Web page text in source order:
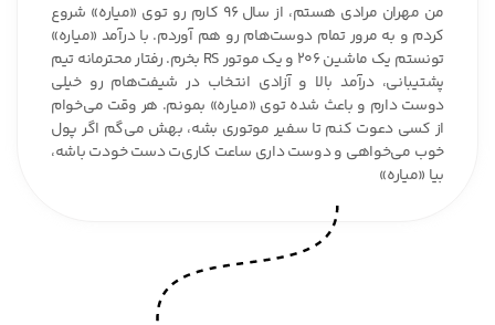
من مهران مرادی هستم، از سال ۹۶ کارم رو توی «میاره» شروع
کردم و به مرور تمام دوست‌هام رو هم آوردم. با درآمد «میاره»
تونستم یک ماشین ۲۰۶ و یک موتور RS بخرم. رفتار محترمانه تیم
پشتیبانی، درآمد بالا و‌ آزادی انتخاب در شیفت‌هام رو خیلی
دوست دارم و باعث شده توی «میاره» بمونم. هر وقت می‌خوام
از کسی دعوت کنم تا سفیر موتوری بشه، بهش می‌گم اگر پول
خوب می‌خواهی و دوست داری ساعت کاری‌ت دست خودت باشه،
بیا «میاره»